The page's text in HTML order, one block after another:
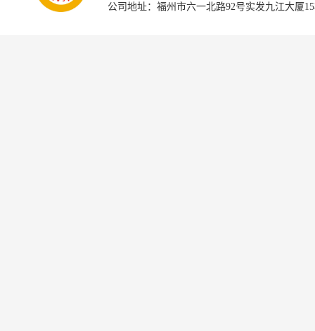
公司地址：福州市六一北路92号实发九江